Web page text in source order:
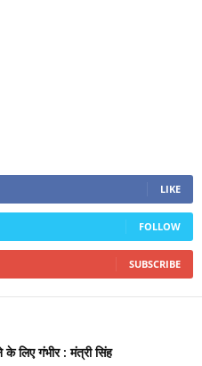
LIKE
FOLLOW
SUBSCRIBE
के लिए गंभीर : मंत्री सिंह